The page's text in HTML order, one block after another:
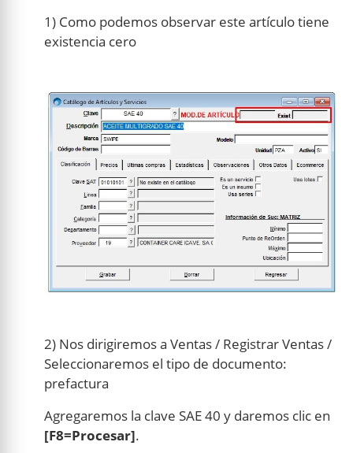
1) Como podemos observar este artículo tiene
existencia cero
2) Nos dirigiremos a Ventas / Registrar Ventas /
Seleccionaremos el tipo de documento:
prefactura
Agregaremos la clave SAE 40 y daremos clic en
[F8=Procesar].